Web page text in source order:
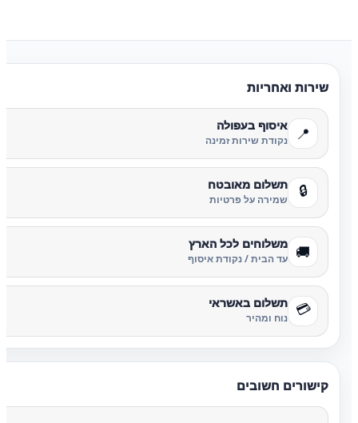
שירות ואחריות
📍 איסוף בעפולה
נקודת שירות זמינה
🔒 תשלום מאובטח
שמירה על פרטיות
🚚 משלוחים לכל הארץ
עד הבית / נקודת איסוף
💳 תשלום באשראי
נוח ומהיר
קישורים חשובים